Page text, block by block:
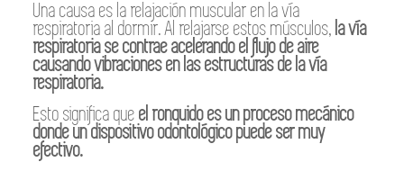
Una causa es la relajación muscular en la vía
respiratoria al dormir. Al relajarse estos músculos, la vía
respiratoria se contrae acelerando el flujo de aire
causando vibraciones en las estructuras de la vía
respiratoria.
Esto significa que el ronquido es un proceso mecánico
donde un dispositivo odontológico puede ser muy
efectivo.